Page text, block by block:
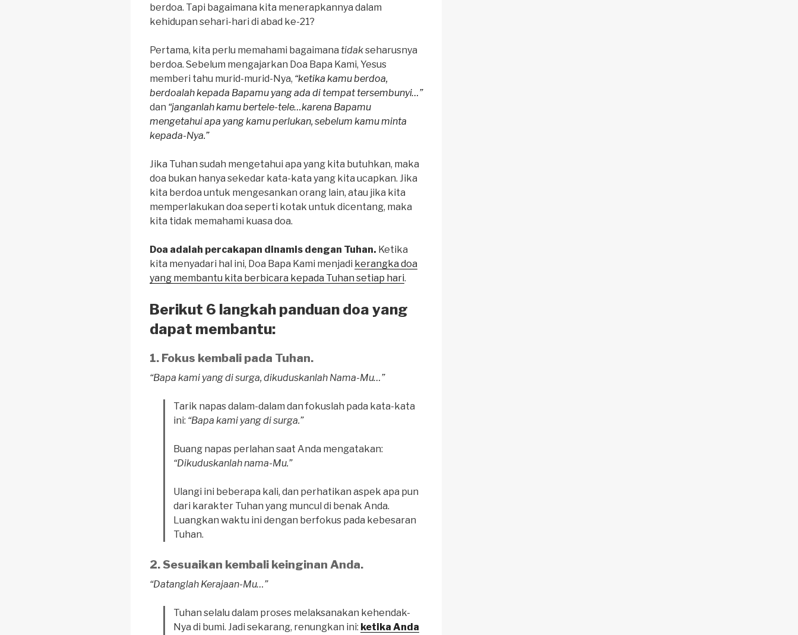
berdoa. Tapi bagaimana kita menerapkannya dalam
kehidupan sehari-hari di abad ke-21?
Pertama, kita perlu memahami bagaimana tidakseharusnya
berdoa. Sebelum mengajarkan Doa Bapa Kami, Yesus
memberi tahu murid-murid-Nya, “ketika kamu berdoa,
berdoalah kepada Bapamu yang ada di tempat tersembunyi…”
dan “janganlah kamu bertele-tele…karena Bapamu
mengetahui apa yang kamu perlukan, sebelum kamu minta
kepada-Nya.”
Jika Tuhan sudah mengetahui apa yang kita butuhkan, maka
doa bukan hanya sekedar kata-kata yang kita ucapkan. Jika
kita berdoa untuk mengesankan orang lain, atau jika kita
memperlakukan doa seperti kotak untuk dicentang, maka
kita tidak memahami kuasa doa.
Doa adalah percakapan dinamis dengan Tuhan. Ketika
kita menyadari hal ini, Doa Bapa Kami menjadi kerangka doa
yang membantu kita berbicara kepada Tuhan setiap hari.
Berikut 6 langkah panduan doa yang
dapat membantu:
Fokus kembali pada Tuhan.
“Bapa kami yang di surga, dikuduskanlah Nama-Mu…”
Tarik napas dalam-dalam dan fokuslah pada kata-kata
ini: “Bapa kami yang di surga.”
Buang napas perlahan saat Anda mengatakan:
“Dikuduskanlah nama-Mu.”
Ulangi ini beberapa kali, dan perhatikan aspek apa pun
dari karakter Tuhan yang muncul di benak Anda.
Luangkan waktu ini dengan berfokus pada kebesaran
Tuhan.
Sesuaikan kembali keinginan Anda.
“Datanglah Kerajaan-Mu…”
Tuhan selalu dalam proses melaksanakan kehendak-
Nya di bumi. Jadi sekarang, renungkan ini: ketika Anda